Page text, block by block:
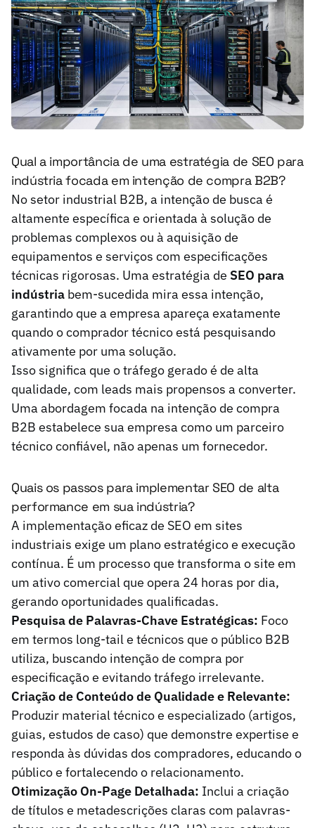
Qual a importância de uma estratégia de SEO para
indústria focada em intenção de compra B2B?
No setor industrial B2B, a intenção de busca é
altamente específica e orientada à solução de
problemas complexos ou à aquisição de
equipamentos e serviços com especificações
técnicas rigorosas. Uma estratégia de SEO para
indústria bem-sucedida mira essa intenção,
garantindo que a empresa apareça exatamente
quando o comprador técnico está pesquisando
ativamente por uma solução.
Isso significa que o tráfego gerado é de alta
qualidade, com leads mais propensos a converter.
Uma abordagem focada na intenção de compra
B2B estabelece sua empresa como um parceiro
técnico confiável, não apenas um fornecedor.
Quais os passos para implementar SEO de alta
performance em sua indústria?
A implementação eficaz de SEO em sites
industriais exige um plano estratégico e execução
contínua. É um processo que transforma o site em
um ativo comercial que opera 24 horas por dia,
gerando oportunidades qualificadas.
Pesquisa de Palavras-Chave Estratégicas: Foco
em termos long-tail e técnicos que o público B2B
utiliza, buscando intenção de compra por
especificação e evitando tráfego irrelevante.
Criação de Conteúdo de Qualidade e Relevante:
Produzir material técnico e especializado (artigos,
guias, estudos de caso) que demonstre expertise e
responda às dúvidas dos compradores, educando o
público e fortalecendo o relacionamento.
Otimização On-Page Detalhada: Inclui a criação
de títulos e metadescrições claras com palavras-